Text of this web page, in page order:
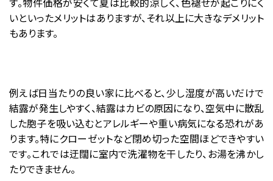
いといったメリットはありますが、それ以上に大きなデメリット
もあります。
例えば日当たりの良い家に比べると、少し湿度が高いだけで
結露が発生しやすく、結露はカビの原因になり、空気中に散乱
した胞子を吸い込むとアレルギーや重い病気になる恐れがあ
ります。特にクローゼットなど閉め切った空間ほどできやすい
です。これでは迂闊に室内で洗濯物を干したり、お湯を沸かし
たりできません。